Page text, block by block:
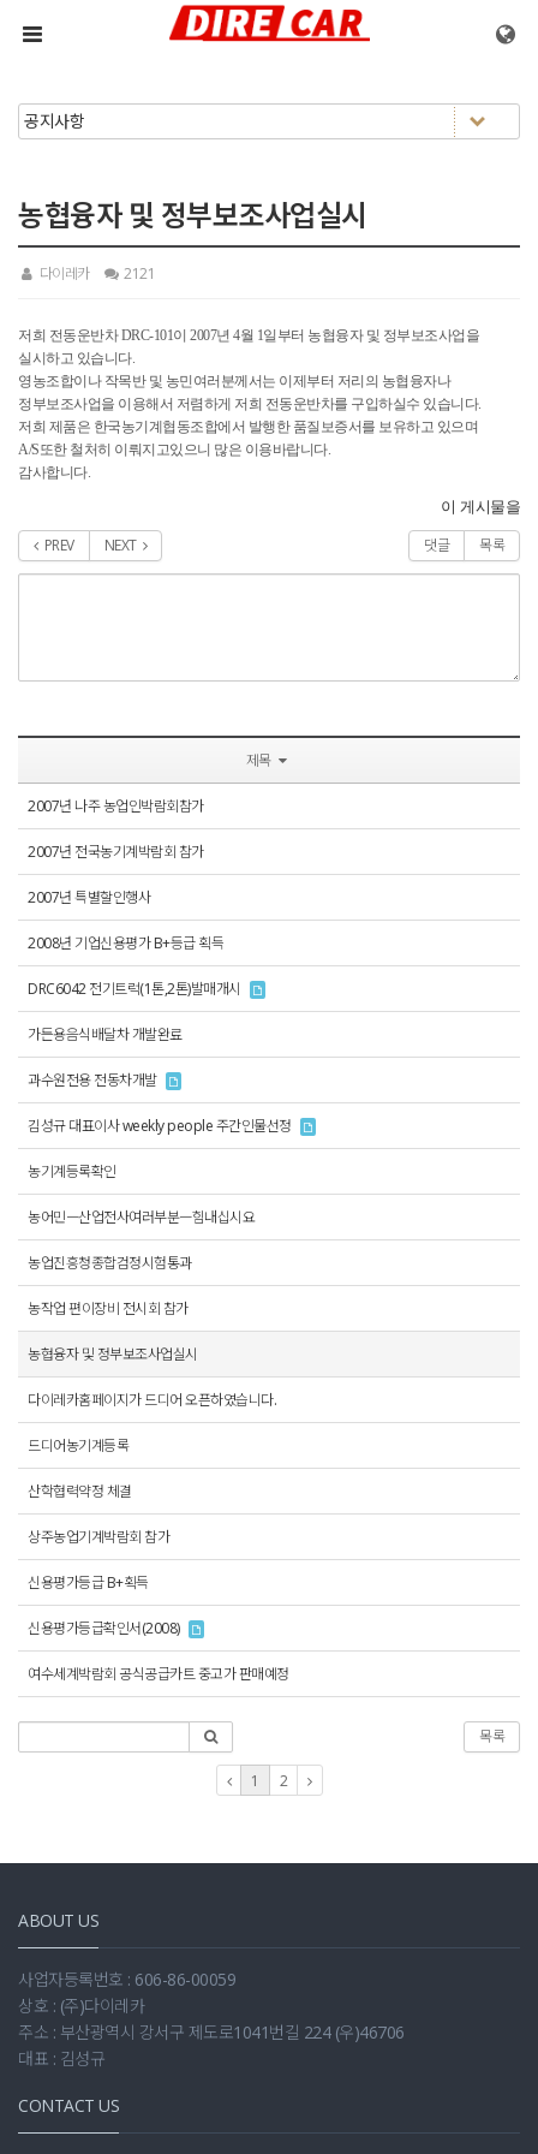
메뉴 건너뛰기
농협융자 및 정부보조사업실시
다이레카 2121
저희 전동운반차 DRC-101이 2007년 4월 1일부터 농협융자 및 정부보조사업을
실시하고 있습니다.
영농조합이나 작목반 및 농민여러분께서는 이제부터 저리의 농협융자나
정부보조사업을 이용해서 저렴하게 저희 전동운반차를 구입하실수 있습니다.
저희 제품은 한국농기계협동조합에서 발행한 품질보증서를 보유하고 있으며
A/S또한 철처히 이뤄지고있으니 많은 이용바랍니다.
감사합니다.
이 게시물을
PREV NEXT 댓글 목록
제목
2007년 나주 농업인박람회참가
2007년 전국농기계박람회 참가
2007년 특별할인행사
2008년 기업신용평가 B+등급 획득
DRC6042 전기트럭(1톤,2톤)발매개시
가든용음식배달차 개발완료
과수원전용 전동차개발
김성규 대표이사 weekly people 주간인물선정
농기계등록확인
농어민ㅡ산업전사여러부분ㅡ힘내십시요
농업진흥청종합검정시험통과
농작업 편이장비 전시회 참가
농협융자 및 정부보조사업실시
다이레카홈페이지가 드디어 오픈하였습니다.
드디어농기계등록
산학협력약정 체결
상주농업기계박람회 참가
신용평가등급 B+획득
신용평가등급확인서(2008)
여수세계박람회 공식공급카트 중고가 판매예정
목록
1 2
ABOUT US
사업자등록번호 : 606-86-00059
상호 : (주)다이레카
주소 : 부산광역시 강서구 제도로1041번길 224 (우)46706
대표 : 김성규
CONTACT US